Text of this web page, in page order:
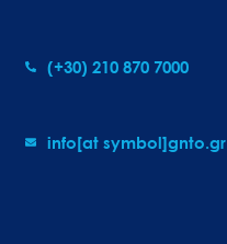
(+30) 210 870 7000
info[at symbol]gnto.gr